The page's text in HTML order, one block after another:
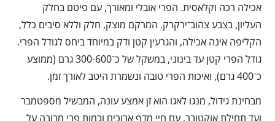
אכילה רכה וקלאסית. הפרי אובלי ומאורך, עם פיטם בחלק
העליון, בצבע צהוב־ירקרק. המרקם מוצק, חלק וללא סיבים כלל,
הקליפה אינה אכילה, והגרעין קטן ודק במיוחד ביחס לגודל הפרי.
גודל הפרי קטן עד בינוני, במשקל של כ־300-600 גרם (ממוצע
כ־400 גרם), ואיכות הפרי טובה ונשמרת היטב לאורך זמן.
מבחינת גידול, מנגו לאגו הוא זן אמצע עונה, המבשיל מספטמבר
ועד תחילת אוקטובר, עם חיי מדף ארוכים וכמות פרי מרובה על